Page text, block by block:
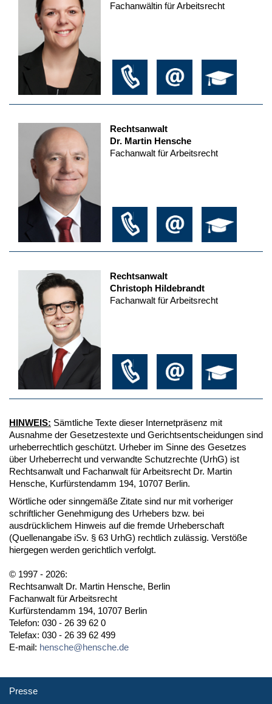
Fachanwältin für Arbeitsrecht
Rechtsanwalt
Dr. Martin Hensche
Fachanwalt für Arbeitsrecht
Rechtsanwalt
Christoph Hildebrandt
Fachanwalt für Arbeitsrecht
HINWEIS: Sämtliche Texte dieser Internetpräsenz mit
Ausnahme der Gesetzestexte und Gerichtsentscheidungen sind
urheberrechtlich geschützt. Urheber im Sinne des Gesetzes
über Urheberrecht und verwandte Schutzrechte (UrhG) ist
Rechtsanwalt und Fachanwalt für Arbeitsrecht Dr. Martin
Hensche, Kurfürstendamm 194, 10707 Berlin.
Wörtliche oder sinngemäße Zitate sind nur mit vorheriger
schriftlicher Genehmigung des Urhebers bzw. bei
ausdrücklichem Hinweis auf die fremde Urheberschaft
(Quellenangabe iSv. § 63 UrhG) rechtlich zulässig. Verstöße
hiergegen werden gerichtlich verfolgt.
© 1997 - 2026:
Rechtsanwalt Dr. Martin Hensche, Berlin
Fachanwalt für Arbeitsrecht
Kurfürstendamm 194, 10707 Berlin
Telefon: 030 - 26 39 62 0
Telefax: 030 - 26 39 62 499
E-mail: hensche@hensche.de
Presse